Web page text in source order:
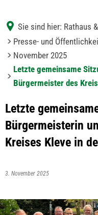
Sie sind hier: Rathaus
Presse- und
November 2025
Letzte gemeinsame
Bürgermeister des
Letzte
Bürgermeisterin
Kreises Kleve in
3. November 2025